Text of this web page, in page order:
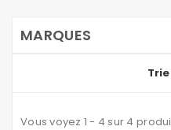
MARQUES
Vous voyez 1 - 4 sur 4